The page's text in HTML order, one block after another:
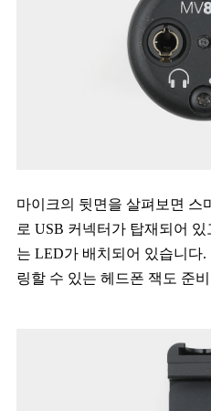
마이크의 뒷면을 살펴보면 스
로 USB 커넥터가 탑재되어
는 LED가 배치되어 있습니다
링할 수 있는 헤드폰 잭도 준